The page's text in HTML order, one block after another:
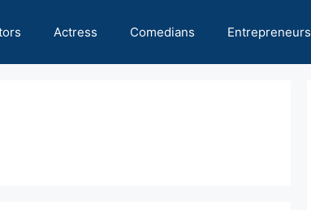
Actress Comedians Entrepreneurs